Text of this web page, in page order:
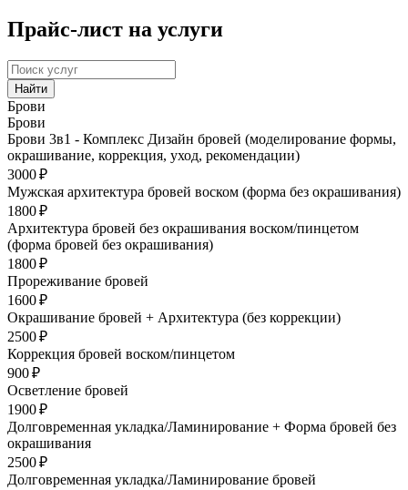
Прайс-лист на услуги
Найти
Брови
Брови
Брови 3в1 - Комплекс Дизайн бровей (моделирование формы,
окрашивание, коррекция, уход, рекомендации)
3000 ₽
Мужская архитектура бровей воском (форма без окрашивания)
1800 ₽
Архитектура бровей без окрашивания воском/пинцетом
(форма бровей без окрашивания)
1800 ₽
Прореживание бровей
1600 ₽
Окрашивание бровей + Архитектура (без коррекции)
2500 ₽
Коррекция бровей воском/пинцетом
900 ₽
Осветление бровей
1900 ₽
Долговременная укладка/Ламинирование + Форма бровей без
окрашивания
2500 ₽
Долговременная укладка/Ламинирование бровей